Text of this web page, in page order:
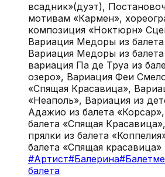
всадник»(дуэт),
мотивам «Кармен»,
композиция «Ноктюрн»
Вариация Медоры из
Вариация Медоры из
вариация Па де Труа из
озеро», Вариация Феи
«Спящая Красавица»,
«Неаполь», Вариация из
Адажио из балета
балета «Спящая
прялки из балета
балета «Спящая красавица»
#Артист#Балерина#
балета